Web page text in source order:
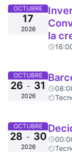
OCTUBRE
17
2026
la
OCTUBRE
26 - 31
2026
OCTUBRE
28 - 30
2026